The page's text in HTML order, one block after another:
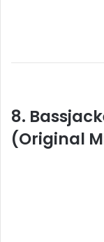
8.
(Original